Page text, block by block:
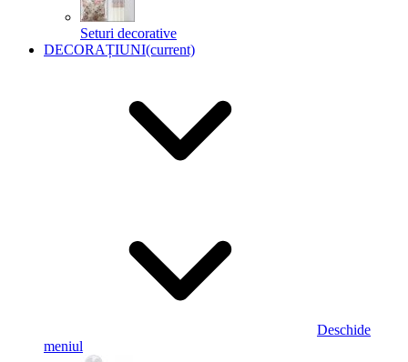
Seturi decorative
DECORAȚIUNI(current)
Deschide
meniul